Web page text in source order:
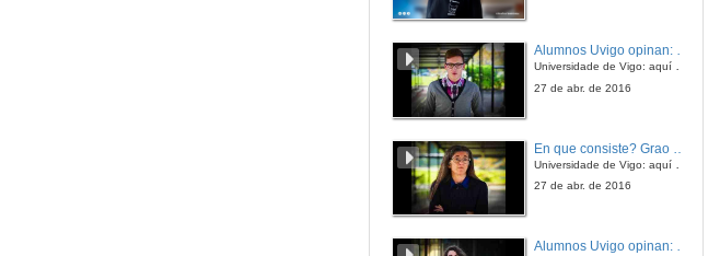
6 de out. de 2021
6 de out. de 2021
Alumnos Uvigo opinan: Grao en Ciencias da Linguaxe e Estudos Literarios
Universidade de Vigo: aquí todo é posible
27 de abr. de 2016
Universidade de Vigo: aquí todo é posible
27 de abr. de 2016
Alumnos Uvigo opinan: Grao en Linguas Estranxeiras